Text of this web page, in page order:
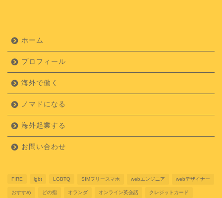
ホーム
プロフィール
海外で働く
ノマドになる
海外起業する
お問い合わせ
FIRE lgbt LGBTQ SIMフリースマホ webエンジニア webデザイナー
おすすめ どの指 オランダ オンライン英会話 クレジットカード